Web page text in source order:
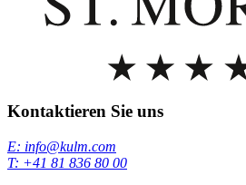
Kontaktieren Sie uns
E: info@kulm.com
T: +41 81 836 80 00